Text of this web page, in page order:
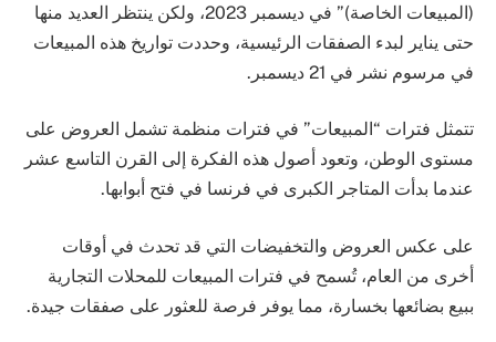
(المبيعات الخاصة)” في ديسمبر 2023، ولكن ينتظر العديد منها
حتى يناير لبدء الصفقات الرئيسية، وحددت تواريخ هذه المبيعات
في مرسوم نشر في 21 ديسمبر.
تتمثل فترات “المبيعات” في فترات منظمة تشمل العروض على
مستوى الوطن، وتعود أصول هذه الفكرة إلى القرن التاسع عشر
عندما بدأت المتاجر الكبرى في فرنسا في فتح أبوابها.
على عكس العروض والتخفيضات التي قد تحدث في أوقات
أخرى من العام، تُسمح في فترات المبيعات للمحلات التجارية
ببيع بضائعها بخسارة، مما يوفر فرصة للعثور على صفقات جيدة.